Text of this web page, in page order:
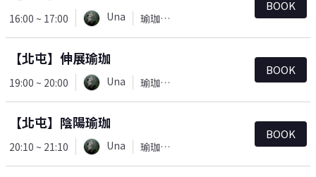
16:00 ~ 17:00 Una 瑜珈＆皮拉提斯
BOOK
【北屯】伸展瑜珈
19:00 ~ 20:00 Una 瑜珈＆皮拉提斯
BOOK
【北屯】陰陽瑜珈
20:10 ~ 21:10 Una 瑜珈＆皮拉提斯
BOOK